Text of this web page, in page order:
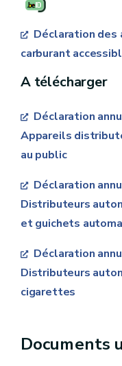
Station
service semi-
automatiques
Déclaration
carburant
A télécharger
Déclaration
Appareils
au public
Déclaration
Distributeurs
et guichets
Déclaration
Distributeurs
cigarettes
Documents